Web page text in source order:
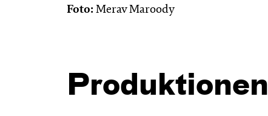
Foto: Merav Maroody
Produktionen